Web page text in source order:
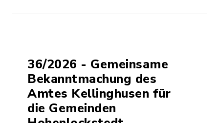
36/2026 - Gemeinsame
Bekanntmachung des
Amtes Kellinghusen für
die Gemeinden